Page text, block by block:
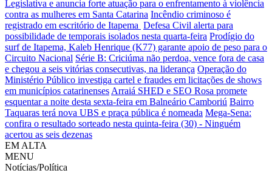
Legislativa e anuncia forte atuação para o enfrentamento à violência
contra as mulheres em Santa Catarina Incêndio criminoso é
registrado em escritório de Itapema Defesa Civil alerta para
possibilidade de temporais isolados nesta quarta-feira Prodígio do
surf de Itapema, Kaleb Henrique (K77) garante apoio de peso para o
Circuito Nacional Série B: Criciúma não perdoa, vence fora de casa
e chegou a seis vitórias consecutivas, na liderança Operação do
Ministério Público investiga cartel e fraudes em licitações de shows
em municípios catarinenses Arraiá SHED e SEO Rosa promete
esquentar a noite desta sexta-feira em Balneário Camboriú Bairro
Taquaras terá nova UBS e praça pública é nomeada Mega-Sena:
confira o resultado sorteado nesta quinta-feira (30) - Ninguém
acertou as seis dezenas
EM ALTA
MENU
Notícias/Política